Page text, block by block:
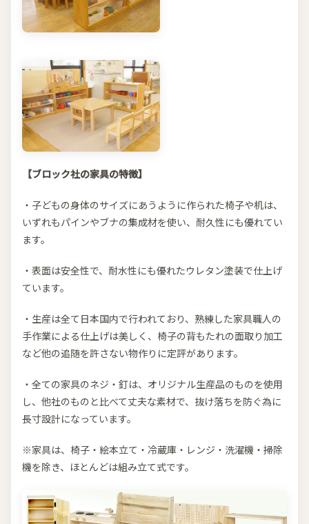
【ブロック社の家具の特徴】
・子どもの身体のサイズにあうように作られた椅子や机は、
いずれもパインやブナの集成材を使い、耐久性にも優れてい
ます。
・表面は安全性で、耐水性にも優れたウレタン塗装で仕上げ
ています。
・生産は全て日本国内で行われており、熟練した家具職人の
手作業による仕上げは美しく、椅子の背もたれの面取り加工
など他の追随を許さない物作りに定評があります。
・全ての家具のネジ・釘は、オリジナル生産品のものを使用
し、他社のものと比べて丈夫な素材で、抜け落ちを防ぐ為に
長寸設計になっています。
※家具は、椅子・絵本立て・冷蔵庫・レンジ・洗濯機・掃除
機を除き、ほとんどは組み立て式です。